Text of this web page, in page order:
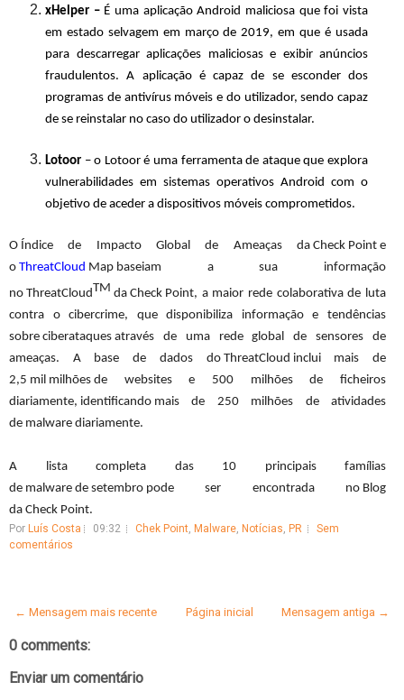
xHelper – É uma aplicação Android maliciosa que foi vista
em estado selvagem em março de 2019, em que é usada
para descarregar aplicações maliciosas e exibir anúncios
fraudulentos. A aplicação é capaz de se esconder dos
programas de antivírus móveis e do utilizador, sendo capaz
de se reinstalar no caso do utilizador o desinstalar.
Lotoor – o Lotoor é uma ferramenta de ataque que explora
vulnerabilidades em sistemas operativos Android com o
objetivo de aceder a dispositivos móveis comprometidos.
O Índice de Impacto Global de Ameaças da Check Point e
o ThreatCloud Map baseiam a sua informação
no ThreatCloudTM da Check Point, a maior rede colaborativa de luta
contra o cibercrime, que disponibiliza informação e tendências
sobre ciberataques através de uma rede global de sensores de
ameaças. A base de dados do ThreatCloud inclui mais de
2,5 mil milhões de websites e 500 milhões de ficheiros
diariamente, identificando mais de 250 milhões de atividades
de malware diariamente.
A lista completa das 10 principais famílias
de malware de setembro pode ser encontrada no Blog
da Check Point.
Por Luís Costa 09:32 Chek Point, Malware, Notícias, PR
Sem
comentários
← Mensagem mais recente Mensagem antiga →
Página inicial
0 comments:
Enviar um comentário